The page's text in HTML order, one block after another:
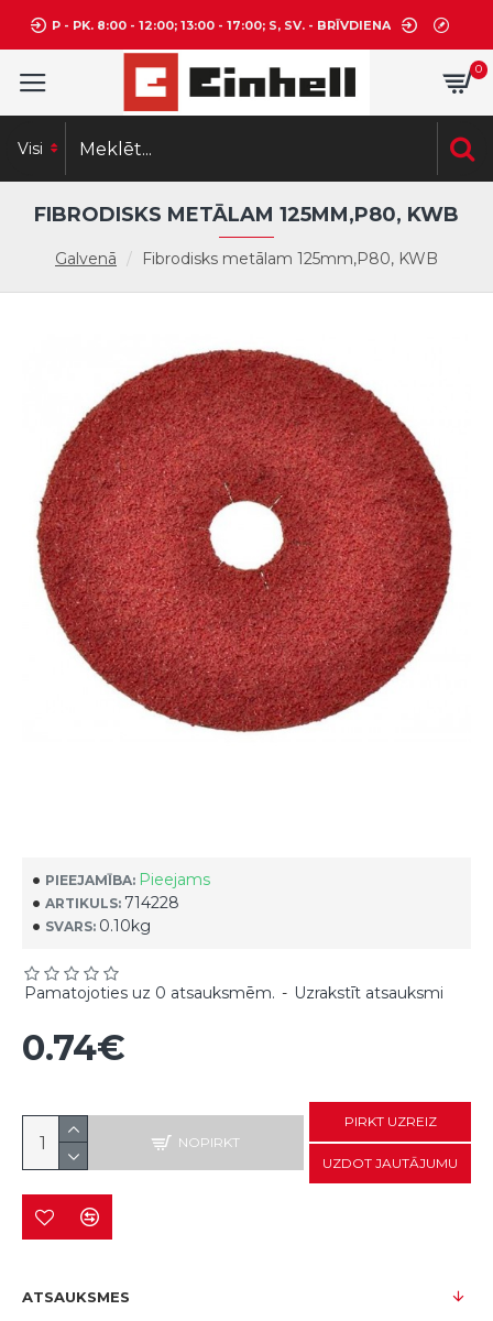
P - PK. 8:00 - 12:00; 13:00 - 17:00; S, SV. - BRĪVDIENA
0
Visi
Galvenā Fibrodisks metālam 125mm,P80, KWB
FIBRODISKS METĀLAM 125MM,P80, KWB
PIEEJAMĪBA: Pieejams
ARTIKULS: 714228
SVARS: 0.10kg
Pamatojoties uz 0 atsauksmēm. - Uzrakstīt atsauksmi
0.74€
NOPIRKT
PIRKT UZREIZ
UZDOT JAUTĀJUMU
ATSAUKSMES